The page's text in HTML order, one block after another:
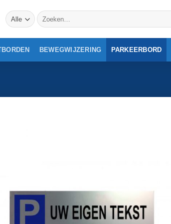
Zoeken
naar:
BEWEGWIJZERING PARKEERBORD